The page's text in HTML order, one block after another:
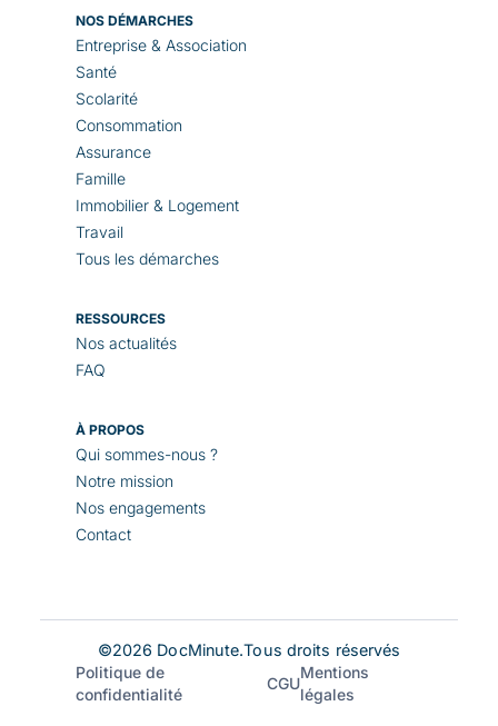
NOS DÉMARCHES
Entreprise & Association
Santé
Scolarité
Consommation
Assurance
Famille
Immobilier & Logement
Travail
Tous les démarches
RESSOURCES
Nos actualités
FAQ
À PROPOS
Qui sommes-nous ?
Notre mission
Nos engagements
Contact
©2026 DocMinute.Tous droits réservés
Politique de
confidentialité
CGU
Mentions
légales